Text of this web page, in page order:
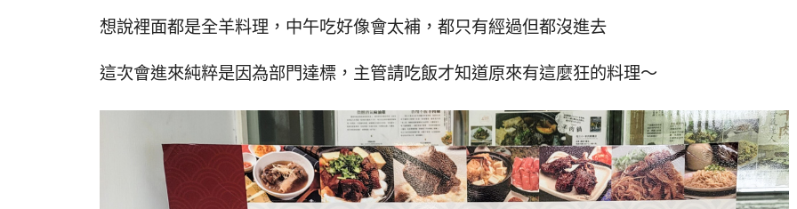
想說裡面都是全羊料理，中午吃好像會太補，都只有經過但都沒進去
這次會進來純粹是因為部門達標，主管請吃飯才知道原來有這麼狂的料理～